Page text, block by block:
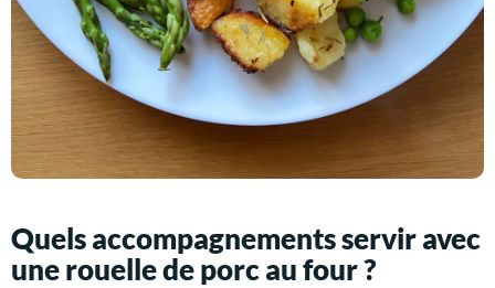
Quels accompagnements servir avec
une rouelle de porc au four ?